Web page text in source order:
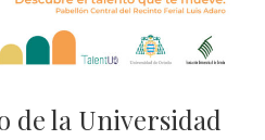
de la Universidad